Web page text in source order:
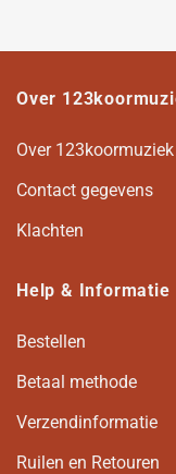
Over
Over 123koormuziek
Contact gegevens
Klachten
Help & Informatie
Bestellen
Betaal methode
Verzendinformatie
Ruilen en Retouren